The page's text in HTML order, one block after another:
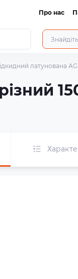
Про нас
латунована